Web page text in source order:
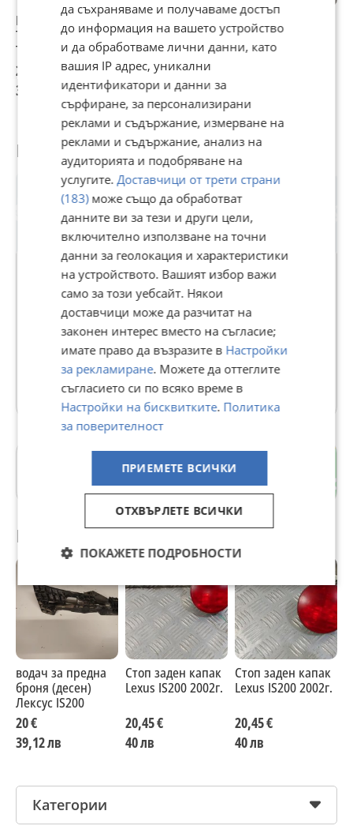
Кормилен прът за
TOYOTA AVENSIS
T25
20 €
39,12 лв
Датчик Lexus
IS200 2003г.
20,45 €
40 лв
Кормилен прът
Peugeot 207
Потребител
Автоморга Бранник
В Bazar.BG от 19 април 2014г.
Последно активен днес в 07:30 ч.
6233 Обяви
Идеален център
Препоръчани за теб
водач за предна
броня (десен)
Лексус IS200
20 €
39,12 лв
Стоп заден капак
Lexus IS200 2002г.
20,45 €
40 лв
Стоп заден капак
Lexus IS200 2002г.
20,45 €
40 лв
Категории
да съхраняваме и получаваме достъп
до информация на вашето устройство
и да обработваме лични данни, като
вашия IP адрес, уникални
идентификатори и данни за
сърфиране, за персонализирани
реклами и съдържание, измерване на
реклами и съдържание, анализ на
аудиторията и подобряване на
услугите.Доставчици от трети страни
(183)може също да обработват
данните ви за тези и други цели,
включително използване на точни
данни за геолокация и характеристики
на устройството. Вашият избор важи
само за този уебсайт. Някои
доставчици може да разчитат на
законен интерес вместо на съгласие;
имате право да възразите в Настройки
за рекламиране. Можете да оттеглите
съгласието си по всяко време в
Настройки на бисквитките. Политика
за поверителност
ПРИЕМЕТЕ ВСИЧКИ
ОТХВЪРЛЕТЕ ВСИЧКИ
ПОКАЖЕТЕ ПОДРОБНОСТИ